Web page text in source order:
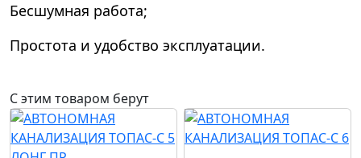
Бесшумная работа;
Простота и удобство эксплуатации.
С этим товаром берут